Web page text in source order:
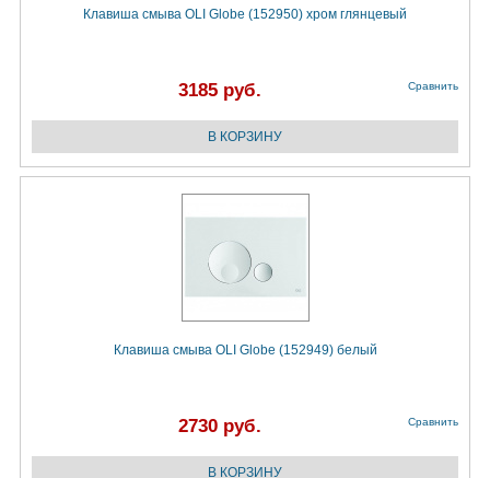
Клавиша смыва OLI Globe (152950) хром глянцевый
3185 руб. Сравнить
Клавиша смыва OLI Globe (152949) белый
2730 руб. Сравнить